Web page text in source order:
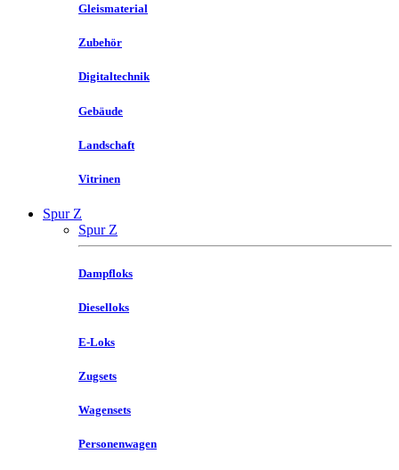
Gleismaterial
Zubehör
Digitaltechnik
Gebäude
Landschaft
Vitrinen
Spur Z
Spur Z
Dampfloks
Dieselloks
E-Loks
Zugsets
Wagensets
Personenwagen